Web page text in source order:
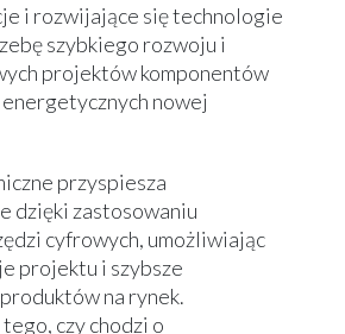
i rozwijające się technologie
szybkiego rozwoju i
projektów komponentów
nowej
przyspiesza
dzięki zastosowaniu
cyfrowych, umożliwiając
projektu i szybsze
na rynek.
czy chodzi o